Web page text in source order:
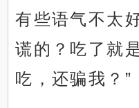
有些语气不太
谎的？吃了就
吃，还骗我？”